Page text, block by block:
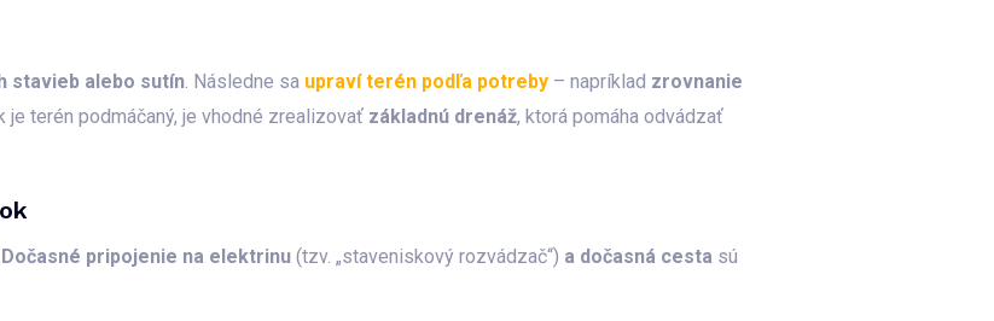
stavieb alebo sutín. Následne sa upraví terén podľa potreby– napríklad zrovnanie
je terén podmáčaný, je vhodné zrealizovať základnú drenáž, ktorá pomáha odvádzať
Dočasné pripojenie na elektrinu(tzv. „staveniskový rozvádzač“) a dočasná cesta sú